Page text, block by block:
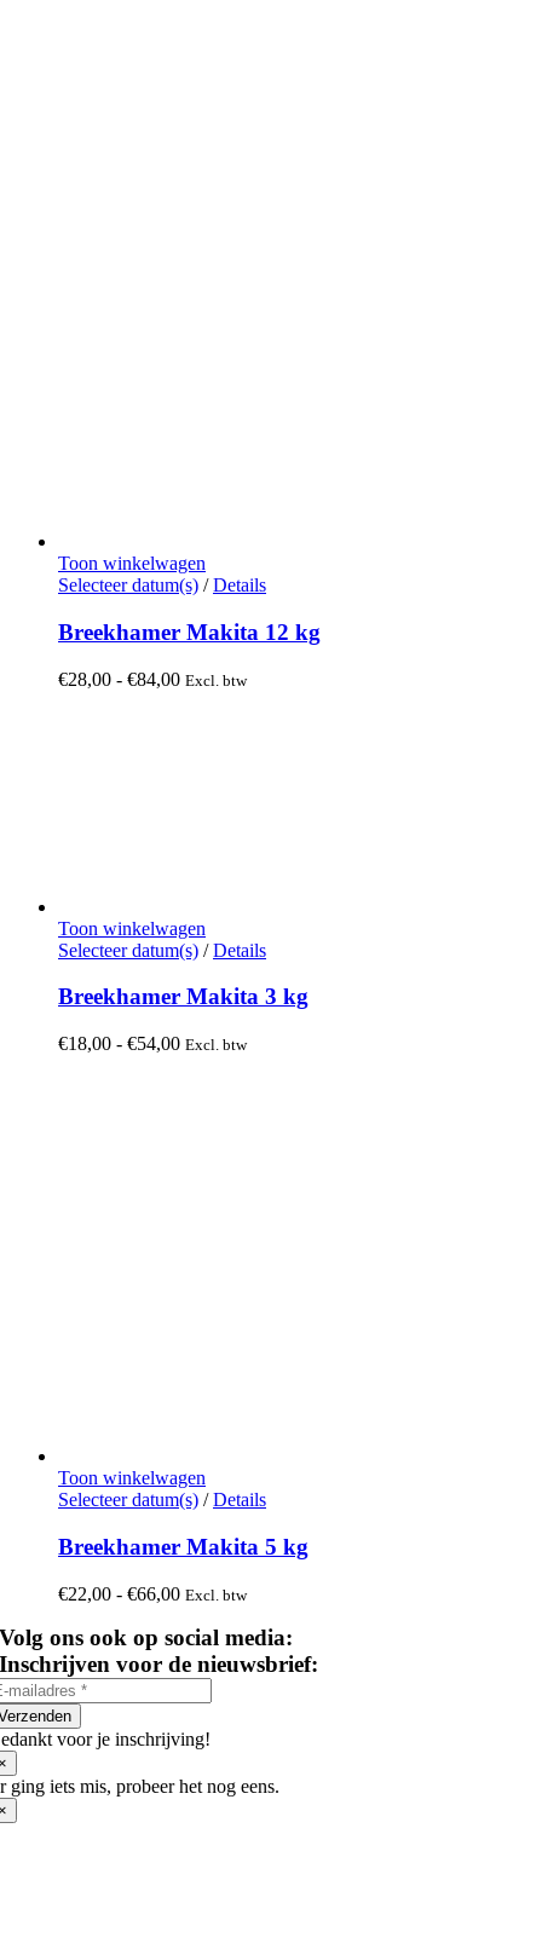
Toon winkelwagen
Selecteer datum(s) Dit
heeft
meerdere
variaties.
Deze
/ Details
Breekhamer Makita 12 kg
€28,00 - €84,00Prijsklasse:
Excl. btw
Toon winkelwagen
Selecteer datum(s) Dit
heeft
variaties.
/ Details
Breekhamer Makita 3 kg
€18,00 - €54,00Prijsklasse:
Excl. btw
Toon winkelwagen
Selecteer datum(s) Dit
heeft
meerdere
variaties.
Deze
optie
kan
gekozen
de
/ Details
Breekhamer Makita 5 kg
€22,00 - €66,00Prijsklasse:
tot
€66,00
Excl. btw
Volg ons ook op social media:
Inschrijven voor de nieuwsbrief:
voor je inschrijving!
ging iets mis, probeer het nog eens.